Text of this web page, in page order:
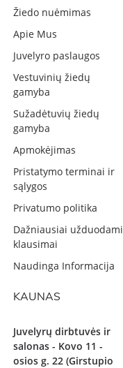
Žiedo nuėmimas
Apie Mus
Juvelyro paslaugos
Vestuvinių žiedų
gamyba
Sužadėtuvių žiedų
gamyba
Apmokėjimas
Pristatymo terminai ir
sąlygos
Privatumo politika
Dažniausiai užduodami
klausimai
Naudinga Informacija
KAUNAS
Juvelyrų dirbtuvės ir
salonas - Kovo 11 -
osios g. 22 (Girstupio